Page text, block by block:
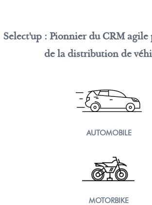
Select'up : Pionnier du CRM agile
de la distribution de
AUTOMOBILE
MOTORBIKE